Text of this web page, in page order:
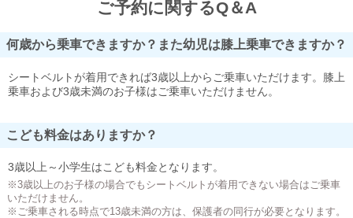
ご予約に関するQ＆A
何歳から乗車できますか？また幼児は膝上乗車できますか？
シートベルトが着用できれば3歳以上からご乗車いただけます。膝上
乗車および3歳未満のお子様はご乗車いただけません。
こども料金はありますか？
3歳以上～小学生はこども料金となります。
※3歳以上のお子様の場合でもシートベルトが着用できない場合はご乗車
いただけません。
※ご乗車される時点で13歳未満の方は、保護者の同行が必要となります。